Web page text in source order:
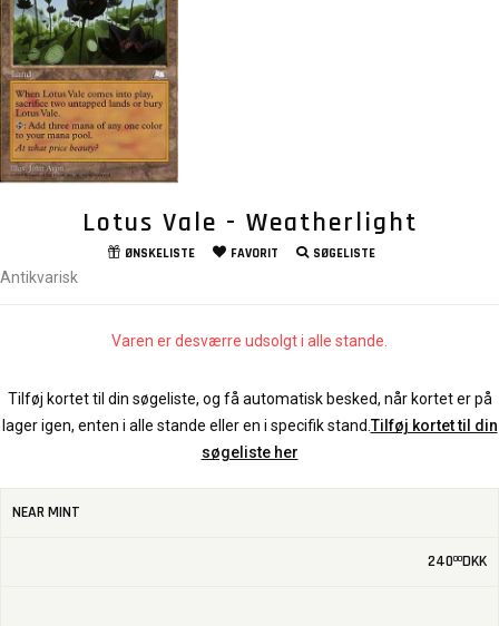
Lotus Vale - Weatherlight
ØNSKELISTE FAVORIT SØGELISTE
Antikvarisk
Varen er desværre udsolgt i alle stande.
Tilføj kortet til din søgeliste, og få automatisk besked, når kortet er på
lager igen, enten i alle stande eller en i specifik stand.Tilføj kortet til din
søgeliste her
NEAR MINT
24000DKK